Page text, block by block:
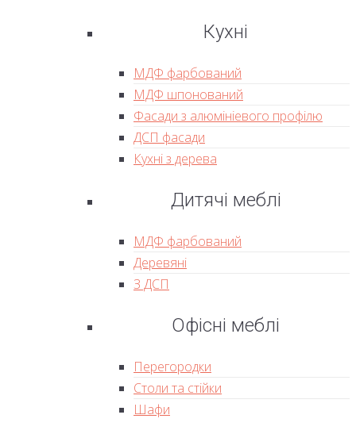
Кухні
МДФ фарбований
МДФ шпонований
Фасади з алюмініевого профілю
ДСП фасади
Кухні з дерева
Дитячі меблі
МДФ фарбований
Деревяні
З ДСП
Офісні меблі
Перегородки
Столи та стійки
Шафи